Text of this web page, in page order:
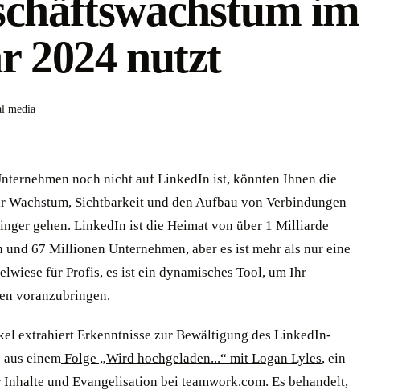
im
2024 nutzt
media
noch nicht auf LinkedIn ist, könnten Ihnen die
Wachstum, Sichtbarkeit und den Aufbau von Verbindungen
gehen. LinkedIn ist die Heimat von über 1 Milliarde
67 Millionen Unternehmen, aber es ist mehr als nur eine
für Profis, es ist ein dynamisches Tool, um Ihr
voranzubringen.
extrahiert Erkenntnisse zur Bewältigung des LinkedIn-
aus einem Folge „Wird hochgeladen...“ mit Logan Lyles, ein
und Evangelisation bei teamwork.com. Es behandelt,